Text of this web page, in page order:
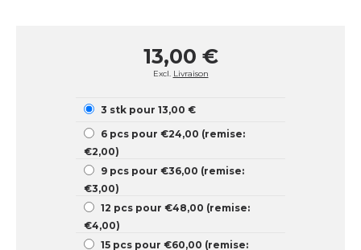
13,00 €
Excl. Livraison
3 stk pour 13,00 €
6 pcs pour €24,00 (remise:
€2,00)
9 pcs pour €36,00 (remise:
€3,00)
12 pcs pour €48,00 (remise:
€4,00)
15 pcs pour €60,00 (remise: